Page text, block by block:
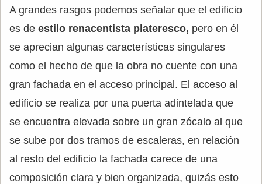
A grandes rasgos podemos señalar que el edificio
es de estilo renacentista plateresco, pero en él
se aprecian algunas características singulares
como el hecho de que la obra no cuente con una
gran fachada en el acceso principal. El acceso al
edificio se realiza por una puerta adintelada que
se encuentra elevada sobre un gran zócalo al que
se sube por dos tramos de escaleras, en relación
al resto del edificio la fachada carece de una
composición clara y bien organizada, quizás esto